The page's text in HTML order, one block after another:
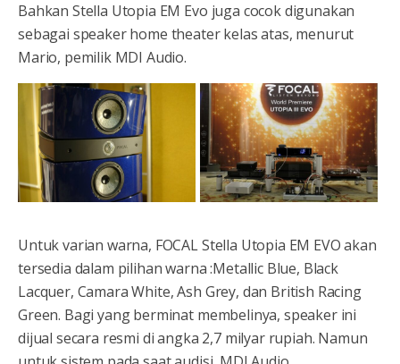
Bahkan Stella Utopia EM Evo juga cocok digunakan
sebagai speaker home theater kelas atas, menurut
Mario, pemilik MDI Audio.
Untuk varian warna, FOCAL Stella Utopia EM EVO akan
tersedia dalam pilihan warna :Metallic Blue, Black
Lacquer, Camara White, Ash Grey, dan British Racing
Green. Bagi yang berminat membelinya, speaker ini
dijual secara resmi di angka 2,7 milyar rupiah. Namun